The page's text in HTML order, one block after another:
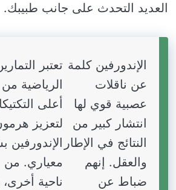
العديد التحدث على جانب طبيبك.
الإندورفين كلمة
عن ناقلات
عصبية قوي لها
انتشار كبير من
النتائج في الإطار
والعقل. إنهم
ضباط عن
تعتبر
الرياضية من
أعلى
لتعزيز
الإندورفين
معياري. من
ناحية